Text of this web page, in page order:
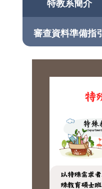
特教系簡介
審查資料準備指引